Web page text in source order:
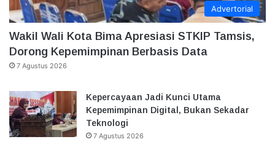
Advertorial
Wakil Wali Kota Bima Apresiasi STKIP Tamsis,
Dorong Kepemimpinan Berbasis Data
7 Agustus 2026
Kepercayaan Jadi Kunci Utama
Kepemimpinan Digital, Bukan Sekadar
Teknologi
7 Agustus 2026